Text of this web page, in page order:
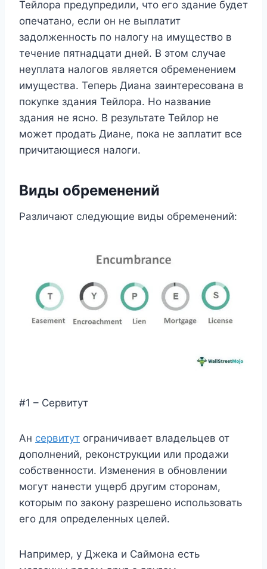
Тейлора предупредили, что его здание будет
опечатано, если он не выплатит
задолженность по налогу на имущество в
течение пятнадцати дней. В этом случае
неуплата налогов является обременением
имущества. Теперь Диана заинтересована в
покупке здания Тейлора. Но название
здания не ясно. В результате Тейлор не
может продать Диане, пока не заплатит все
причитающиеся налоги.
Виды обременений
Различают следующие виды обременений:
#1 – Сервитут
Ан сервитут ограничивает владельцев от
дополнений, реконструкции или продажи
собственности. Изменения в обновлении
могут нанести ущерб другим сторонам,
которым по закону разрешено использовать
его для определенных целей.
Например, у Джека и Саймона есть